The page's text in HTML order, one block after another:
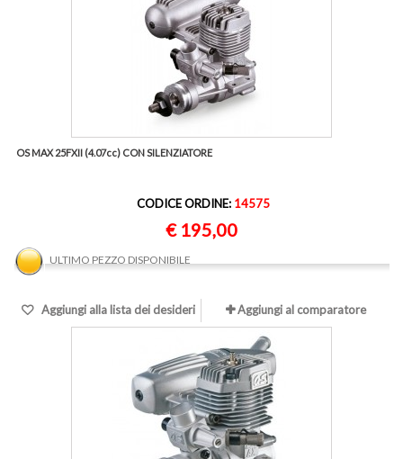
OS MAX 25FXII (4.07cc) CON SILENZIATORE
CODICE ORDINE: 14575
€ 195,00
ULTIMO PEZZO DISPONIBILE
Aggiungi alla lista dei desideri Aggiungi al comparatore